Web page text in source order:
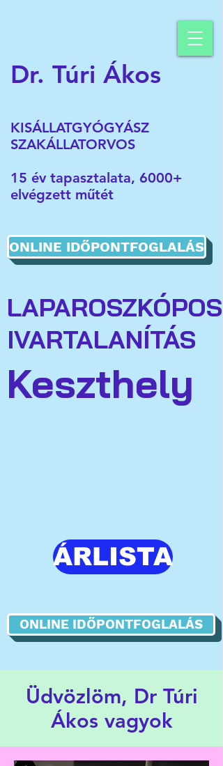
ONLINE IDŐPONTFOGLALÁS
LAPAROSZKÓPOS
IVARTALANÍTÁS
Keszthely
Dr. Túri Ákos
KISÁLLATGYÓGYÁSZ
SZAKÁLLATORVOS
15 év tapasztalata, 6000+
elvégzett műtét
ÁRLISTA
ONLINE IDŐPONTFOGLALÁS
Üdvözlöm, Dr Túri
Ákos vagyok